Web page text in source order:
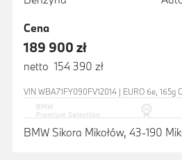
Cena
189 900 zł
netto 154 390 zł
VIN WBA71FY090FV12014 | EURO 6e, 165g
BMW Sikora Mikołów, 43-190